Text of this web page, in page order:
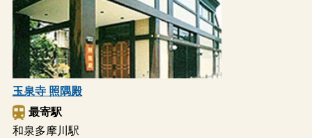
玉泉寺 照隅殿
最寄駅
和泉多摩川駅